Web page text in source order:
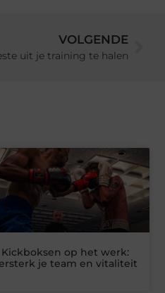
VOLGENDE
uit je training te halen
Kickboksen op het werk:
je team en vitaliteit